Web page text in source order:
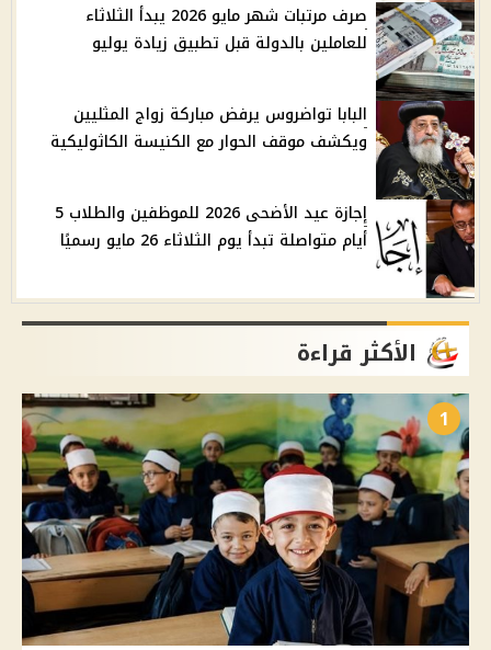
صرف مرتبات شهر مايو 2026 يبدأ الثلاثاء
للعاملين بالدولة قبل تطبيق زيادة يوليو
البابا تواضروس يرفض مباركة زواج المثليين
ويكشف موقف الحوار مع الكنيسة الكاثوليكية
إجازة عيد الأضحى 2026 للموظفين والطلاب 5
أيام متواصلة تبدأ يوم الثلاثاء 26 مايو رسميًا
الأكثر قراءة
1